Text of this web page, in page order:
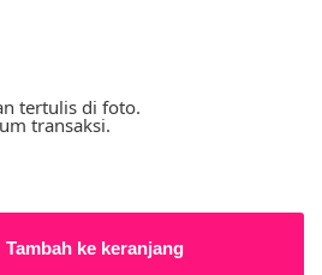
tertulis di foto.
transaksi.
Tambah ke keranjang